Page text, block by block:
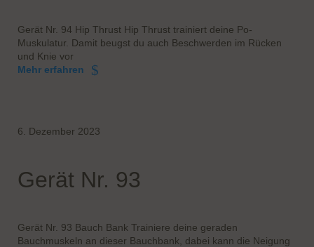
Gerät Nr. 94 Hip Thrust Hip Thrust trainiert deine Po-
Muskulatur. Damit beugst du auch Beschwerden im Rücken
und Knie vor
Mehr erfahren
6. Dezember 2023
Gerät Nr. 93
Gerät Nr. 93 Bauch Bank Trainiere deine geraden
Bauchmuskeln an dieser Bauchbank, dabei kann die Neigung